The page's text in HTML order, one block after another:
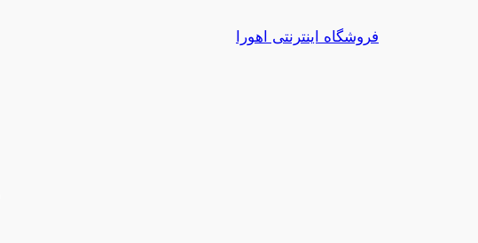
فروشگاه اینترنتی اهورا